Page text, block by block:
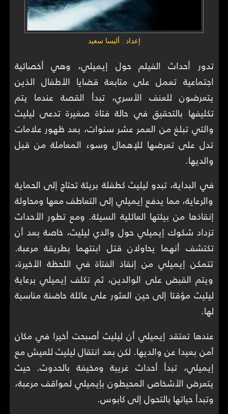
إعداد : أليسا سعيد
تدور أحداث الفيلم حول إيميلي، وهي أخصائية
اجتماعية تعمل على متابعة قضايا الأطفال الذين
يتعرضون للعنف الأسري، تبدأ القصة عندما يتم
تكليفها بالتحقيق في حالة فتاة صغيرة تدعى ليليث
والتي تبلغ من العمر عشر سنوات، بعد ظهور علامات
تدل على تعرضها للإهمال وسوء المعاملة من قبل
والديها.
في البداية، تبدو ليليث كطفلة بريئة تحتاج إلى الحماية
والرعاية، مما يدفع إيميلي إلى التعاطف معها ومحاولة
إنقاذها من بيئتها العائلية السيئة. ومع تطور الأحداث
تزداد شكوك إيميلي حول والدي ليليث، خاصة بعد أن
تكتشف أنهما يحاولان قتل ابنتهما بطريقة مرعبة.
تتمكن إيميلي من إنقاذ الفتاة في اللحظة الأخيرة،
ويتم القبض على الوالدين، ثم تكلف إيميلي برعاية
ليليث مؤقتا إلى حين العثور على عائلة حاضنة مناسبة
لها.
عندها تعتقد إيميلي أن ليليث أصبحت أخيرا في مكان
آمن بعيدا عن والديها. لكن بعد انتقال ليليث للعيش مع
إيميلي، تبدأ أحداث غريبة ومخيفة بالحدوث. حيث
يتعرض الأشخاص المحيطون بإيميلي لمواقف مرعبة،
وتبدأ حياتها بالتحول إلى كابوس.